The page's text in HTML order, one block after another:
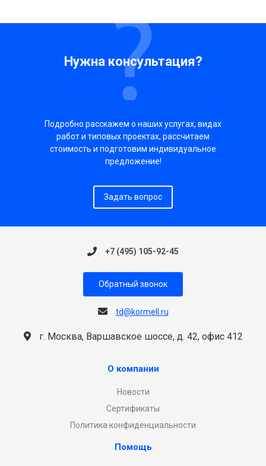
Нужна консультация?
Подробно расскажем о наших услугах, видах
работ и типовых проектах, рассчитаем
стоимость и подготовим индивидуальное
предложение!
Задать вопрос
+7 (495) 105-92-45
Обратный звонок
td@kormell.ru
г. Москва, Варшавское шоссе, д. 42, офис 412
О компании
Новости
Сертификаты
Политика конфиденциальности
Помощь